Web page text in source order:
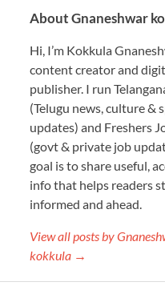
About Gnaneshwar
Hi, I’m Kokkula
content creator and
publisher. I run
(Telugu news, culture &
updates) and Freshers
(govt & private job
goal is to share useful,
info that helps readers
informed and ahead.
View all posts by
kokkula →